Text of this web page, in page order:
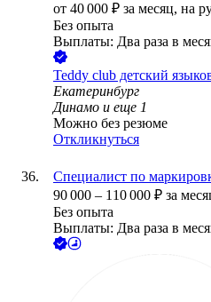
от 40 000 ₽ за месяц, на
Без опыта
Выплаты: Два раза в
Teddy club детский
Екатеринбург
Динамо и еще 1
Можно без резюме
Откликнуться
Специалист по
90 000 – 110 000 ₽ за
Без опыта
Выплаты: Два раза в